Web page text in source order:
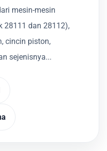
mesin-mesin
28111 dan 28112),
cincin piston,
sejenisnya...